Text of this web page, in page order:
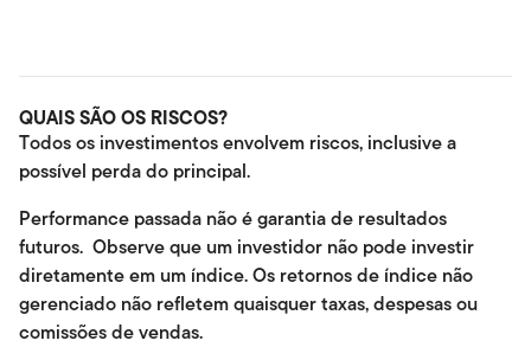
QUAIS SÃO OS RISCOS?
Todos os investimentos envolvem riscos, inclusive a
possível perda do principal.
Performance passada não é garantia de resultados
futuros. Observe que um investidor não pode investir
diretamente em um índice. Os retornos de índice não
gerenciado não refletem quaisquer taxas, despesas ou
comissões de vendas.